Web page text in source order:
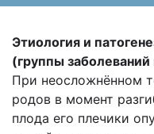
Этиология и
(группы
При неосложнённом
родов в момент
плода его плечики